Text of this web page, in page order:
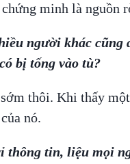
minh là nguồn
người khác cũng
bị tống vào tù?
thôi. Khi thấy
nó.
thông tin, liệu mọi